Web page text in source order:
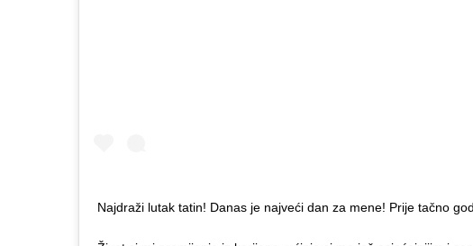
Najdraži lutak tatin! Danas je najveći dan za mene! Prije tačno